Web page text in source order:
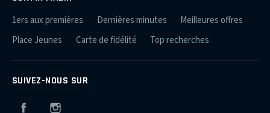
1ers aux premières Dernières minutes
Meilleures offres
Place Jeunes
Carte de fidélité Top recherches
SUIVEZ-NOUS SUR
Facebook